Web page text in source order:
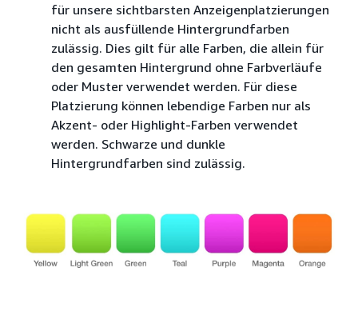
für unsere sichtbarsten Anzeigenplatzierungen
nicht als ausfüllende Hintergrundfarben
zulässig. Dies gilt für alle Farben, die allein für
den gesamten Hintergrund ohne Farbverläufe
oder Muster verwendet werden. Für diese
Platzierung können lebendige Farben nur als
Akzent- oder Highlight-Farben verwendet
werden. Schwarze und dunkle
Hintergrundfarben sind zulässig.